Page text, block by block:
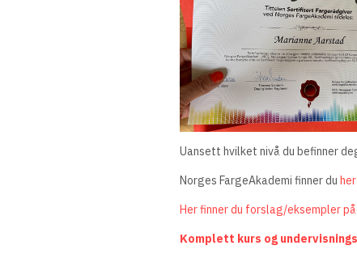
Uansett hvilket nivå du befinner
Norges FargeAkademi finner du her
Her finner du forslag/eksempler
Komplett kurs og